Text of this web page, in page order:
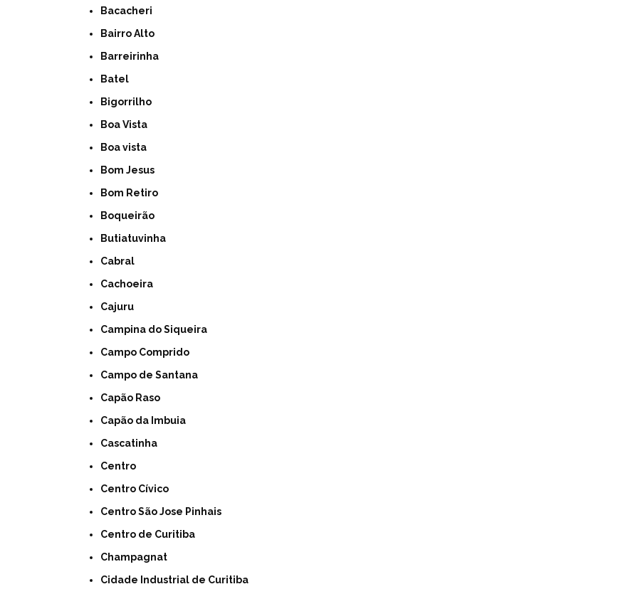
Bacacheri
Bairro Alto
Barreirinha
Batel
Bigorrilho
Boa Vista
Boa vista
Bom Jesus
Bom Retiro
Boqueirão
Butiatuvinha
Cabral
Cachoeira
Cajuru
Campina do Siqueira
Campo Comprido
Campo de Santana
Capão Raso
Capão da Imbuia
Cascatinha
Centro
Centro Cívico
Centro São Jose Pinhais
Centro de Curitiba
Champagnat
Cidade Industrial de Curitiba